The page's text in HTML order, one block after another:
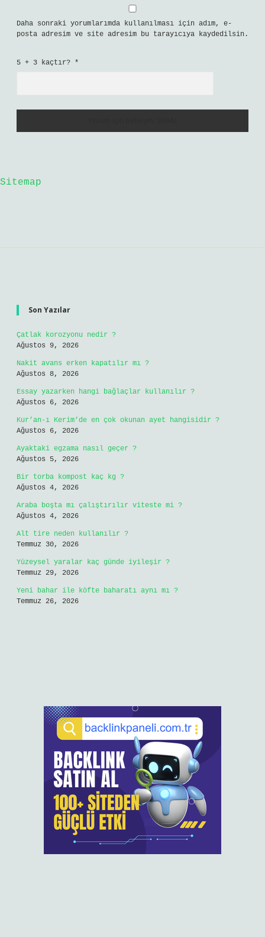
Daha sonraki yorumlarımda kullanılması için adım, e-
posta adresim ve site adresim bu tarayıcıya kaydedilsin.
5 + 3 kaçtır? *
Sitemap
Son Yazılar
Çatlak korozyonu nedir ?
Ağustos 9, 2026
Nakit avans erken kapatılır mı ?
Ağustos 8, 2026
Essay yazarken hangi bağlaçlar kullanılır ?
Ağustos 6, 2026
Kur’an-ı Kerim’de en çok okunan ayet hangisidir ?
Ağustos 6, 2026
Ayaktaki egzama nasıl geçer ?
Ağustos 5, 2026
Bir torba kompost kaç kg ?
Ağustos 4, 2026
Araba boşta mı çalıştırılır viteste mi ?
Ağustos 4, 2026
Alt tire neden kullanılır ?
Temmuz 30, 2026
Yüzeysel yaralar kaç günde iyileşir ?
Temmuz 29, 2026
Yeni bahar ile köfte baharatı aynı mı ?
Temmuz 26, 2026